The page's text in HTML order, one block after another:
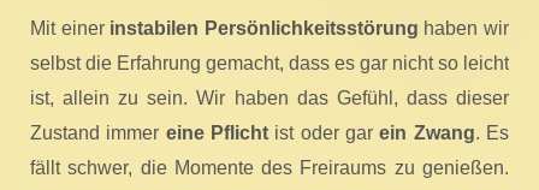
Mit einer instabilen Persönlichkeitsstörung haben wir
selbst die Erfahrung gemacht, dass es gar nicht so leicht
ist, allein zu sein. Wir haben das Gefühl, dass dieser
Zustand immer eine Pflicht ist oder garein Zwang. Es
fällt schwer, die Momente des Freiraums zu genießen.